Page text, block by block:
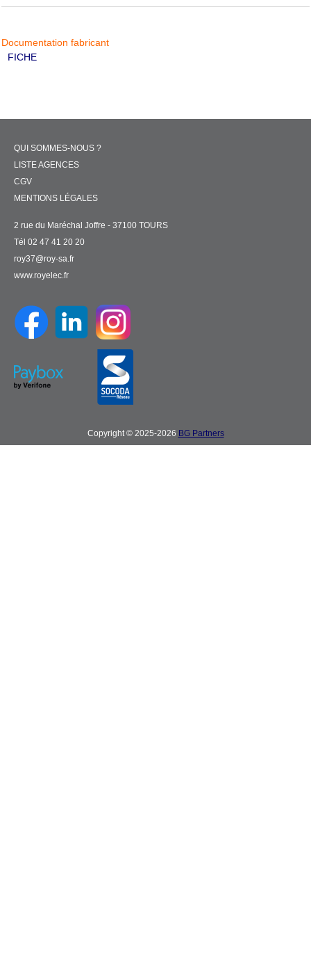
Documentation fabricant
FICHE
QUI SOMMES-NOUS ?
LISTE AGENCES
CGV
MENTIONS LÉGALES
2 rue du Maréchal Joffre - 37100 TOURS
Tél 02 47 41 20 20
roy37@roy-sa.fr
www.royelec.fr
Copyright © 2025-2026 BG Partners